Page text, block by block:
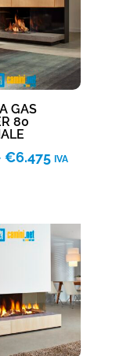
€6.135
GAS
80
€6.475Fascia
€5.485
a
€6.475
IVA